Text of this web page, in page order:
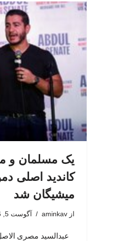
یک مسلمان و
کاندید اصلی
میشیگان شد
از aminkav آگوست 5, 2026
عبدالسید مصری